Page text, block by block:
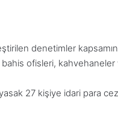
denetimler
ofisleri,
27 kişiye idari para